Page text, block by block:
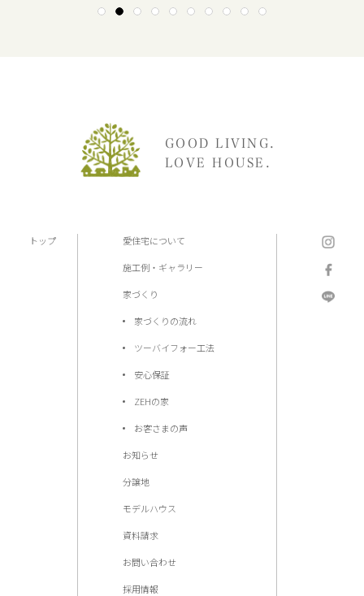
1 2 3 4 5 6 7 8 9 10
GOOD LIVING.
LOVE HOUSE.
トップ 愛住宅について
施工例・ギャラリー
家づくり
家づくりの流れ
ツーバイフォー工法
安心保証
ZEHの家
お客さまの声
お知らせ
分譲地
モデルハウス
資料請求
お問い合わせ
採用情報